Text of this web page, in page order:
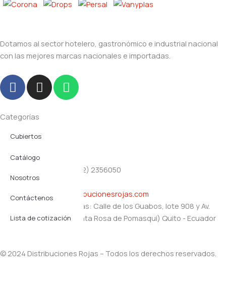
Dotamos al sector hotelero, gastronómico e industrial nacional
con las mejores marcas nacionales e importadas.
F
a
c
e
b
o
o
I
n
s
t
a
g
r
m
W
h
a
Categorías
Cubiertos
Productos plásticos
Servicio Mesa
Utensilios
Vajilla
Navegación
Catálogo
Nosotros
Contáctenos
Lista de cotización
Contacto
(02) 2356357 - (02) 2356050
0991357168
gerencia@distribucionesrojas.com
Oficinas y bodegas: Calle de los Guabos, lote 908 y Av.
Simón Bolívar (Santa Rosa de Pomasqui) Quito - Ecuador
© 2024 Distribuciones Rojas – Todos los derechos reservados.